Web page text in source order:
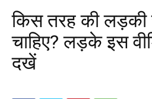
किस तरह की लड़की
चाहिए? लड़के इस
दखें